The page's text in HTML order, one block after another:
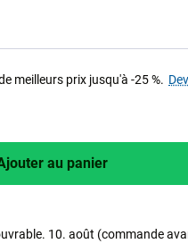
meilleurs prix jusqu'à -25 %.
au panier
10. août (commande